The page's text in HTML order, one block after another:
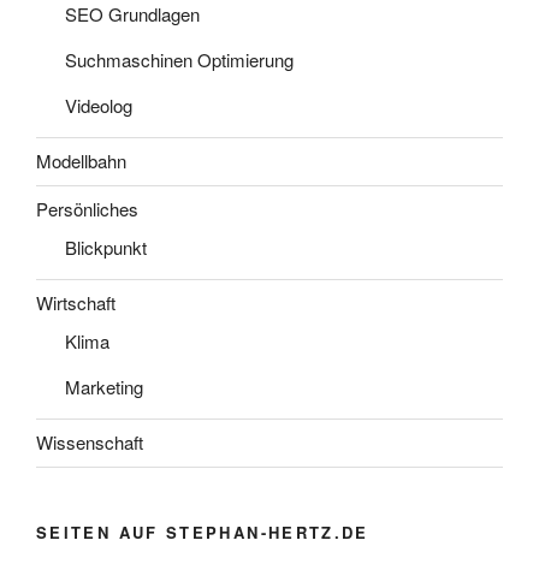
SEO Grundlagen
Suchmaschinen Optimierung
Videolog
Modellbahn
Persönliches
Blickpunkt
Wirtschaft
Klima
Marketing
Wissenschaft
SEITEN AUF STEPHAN-HERTZ.DE